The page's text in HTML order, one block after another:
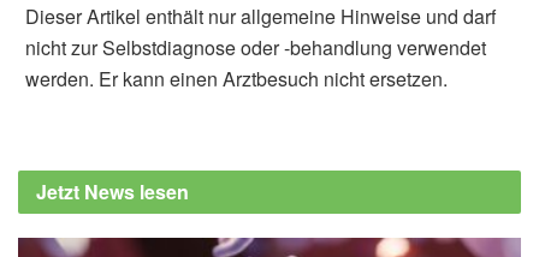
Dieser Artikel enthält nur allgemeine Hinweise und darf
nicht zur Selbstdiagnose oder -behandlung verwendet
werden. Er kann einen Arztbesuch nicht ersetzen.
Jetzt News lesen